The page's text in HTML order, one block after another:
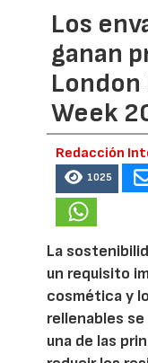
Los
ganan
London
Week
Redacción
1025
La
un requisito
cosmética y
rellenables
una de las